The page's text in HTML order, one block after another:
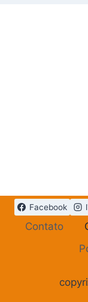
Facebook
Contato